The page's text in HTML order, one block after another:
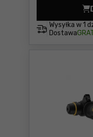
Wysyłka w 1
Dostawa